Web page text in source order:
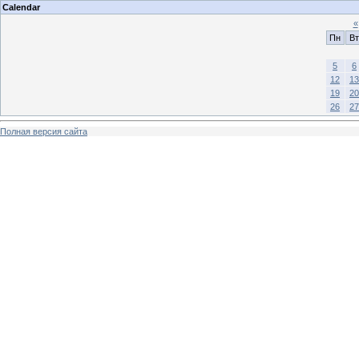
Calendar
«
Пн
Вт
5
6
12
13
19
20
26
27
Полная версия сайта